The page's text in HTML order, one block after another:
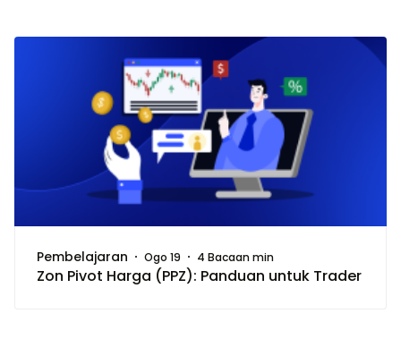
Pembelajaran Ogo 19 4 Bacaan min
Zon Pivot Harga (PPZ): Panduan untuk Trader